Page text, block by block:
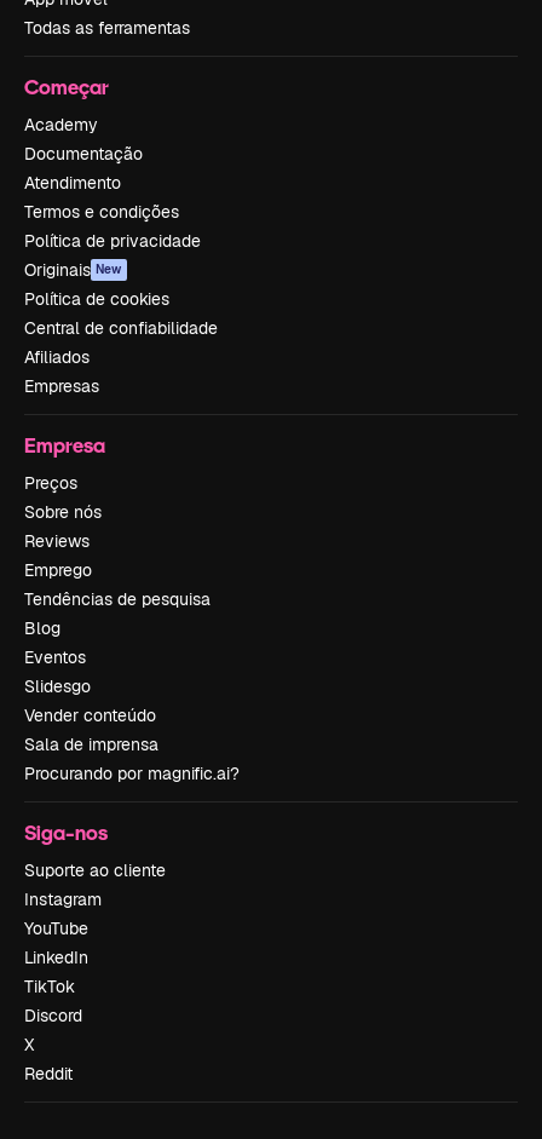
Todas as ferramentas
Começar
Academy
Documentação
Atendimento
Termos e condições
Política de privacidade
Originais New
Política de cookies
Central de confiabilidade
Afiliados
Empresas
Empresa
Preços
Sobre nós
Reviews
Emprego
Tendências de pesquisa
Blog
Eventos
Slidesgo
Vender conteúdo
Sala de imprensa
Procurando por magnific.ai?
Siga-nos
Suporte ao cliente
Instagram
YouTube
LinkedIn
TikTok
Discord
X
Reddit